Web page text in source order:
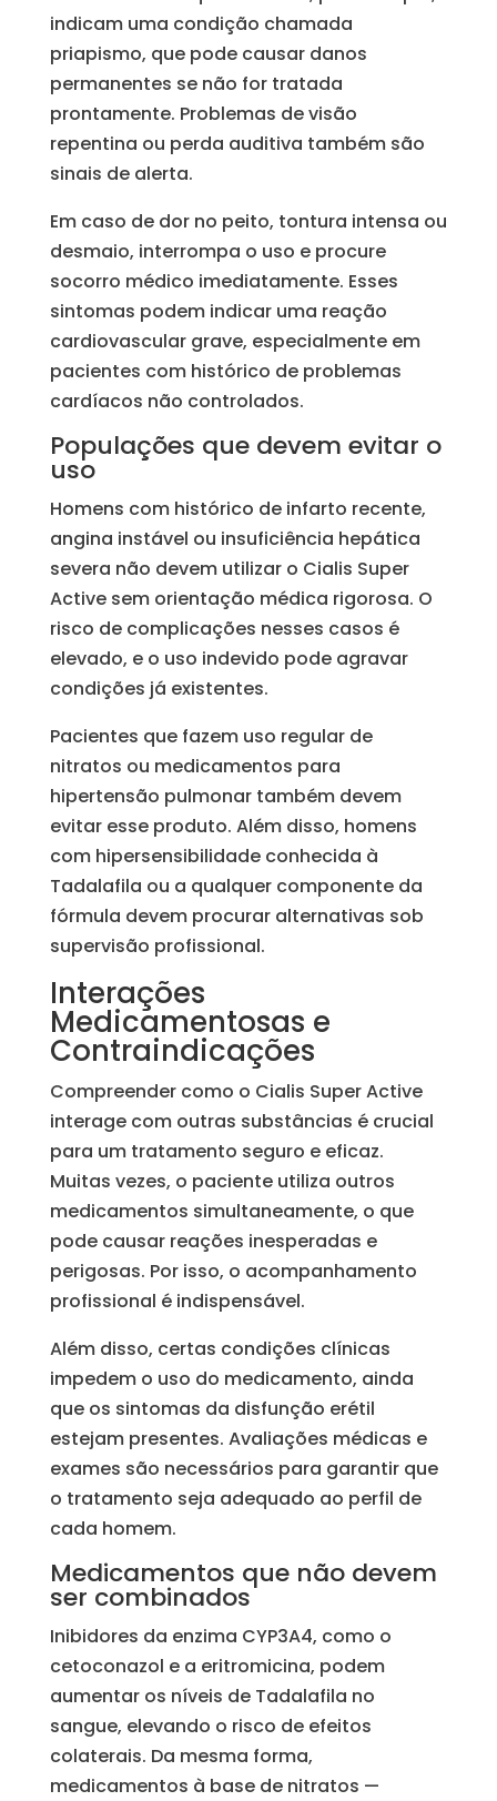
indicam uma condição chamada
priapismo, que pode causar danos
permanentes se não for tratada
prontamente. Problemas de visão
repentina ou perda auditiva também são
sinais de alerta.
Em caso de dor no peito, tontura intensa ou
desmaio, interrompa o uso e procure
socorro médico imediatamente. Esses
sintomas podem indicar uma reação
cardiovascular grave, especialmente em
pacientes com histórico de problemas
cardíacos não controlados.
Populações que devem evitar o
uso
Homens com histórico de infarto recente,
angina instável ou insuficiência hepática
severa não devem utilizar o Cialis Super
Active sem orientação médica rigorosa. O
risco de complicações nesses casos é
elevado, e o uso indevido pode agravar
condições já existentes.
Pacientes que fazem uso regular de
nitratos ou medicamentos para
hipertensão pulmonar também devem
evitar esse produto. Além disso, homens
com hipersensibilidade conhecida à
Tadalafila ou a qualquer componente da
fórmula devem procurar alternativas sob
supervisão profissional.
Interações
Medicamentosas e
Contraindicações
Compreender como o Cialis Super Active
interage com outras substâncias é crucial
para um tratamento seguro e eficaz.
Muitas vezes, o paciente utiliza outros
medicamentos simultaneamente, o que
pode causar reações inesperadas e
perigosas. Por isso, o acompanhamento
profissional é indispensável.
Além disso, certas condições clínicas
impedem o uso do medicamento, ainda
que os sintomas da disfunção erétil
estejam presentes. Avaliações médicas e
exames são necessários para garantir que
o tratamento seja adequado ao perfil de
cada homem.
Medicamentos que não devem
ser combinados
Inibidores da enzima CYP3A4, como o
cetoconazol e a eritromicina, podem
aumentar os níveis de Tadalafila no
sangue, elevando o risco de efeitos
colaterais. Da mesma forma,
medicamentos à base de nitratos —